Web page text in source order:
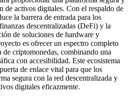
de activos digitales. Con el respaldo de
la barrera de entrada para los
descentralizadas (DeFi) y la
de soluciones de hardware y
es ofrecer un espectro completo
de criptomonedas, combinando una
con accesibilidad. Este ecosistema
de enlace vital para que los
segura con la red descentralizada y
digitales eficazmente.